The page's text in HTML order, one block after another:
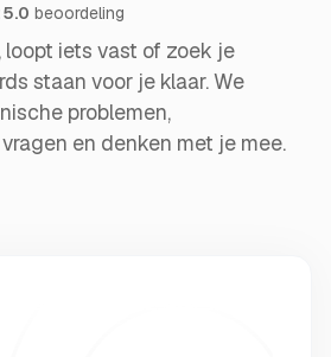
5.0 beoordeling
loopt iets vast of zoek je
staan voor je klaar. We
problemen,
en denken met je mee.